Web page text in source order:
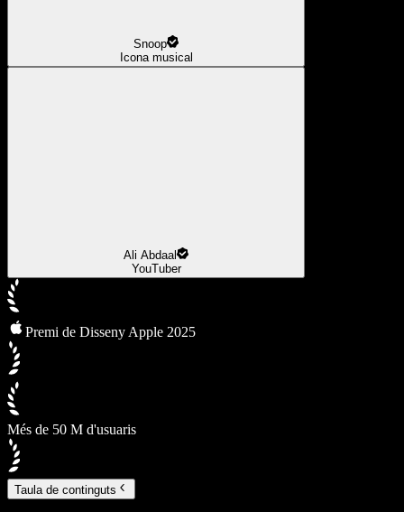
Snoop
Icona musical
Ali Abdaal
YouTuber
Premi de Disseny Apple 2025
Més de 50 M d'usuaris
Taula de continguts